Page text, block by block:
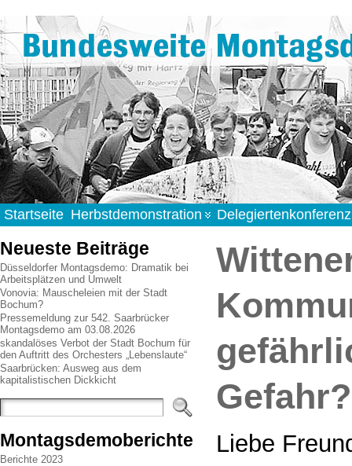
Startseite Herbstdemonstration Delegiertenkonferenz
Neueste Beiträge
Düsseldorfer Montagsdemo: Dramatik bei
Arbeitsplätzen und Umwelt
Vonovia: Mauscheleien mit der Stadt
Bochum?
Pressemeldung zur 542. Saarbrücker
Montagsdemo am 03.08.2026
skandalöses Verbot der Stadt Bochum für
den Auftritt des Orchesters „Lebenslaute“
Saarbrücken: Ausweg aus dem
kapitalistischen Dickkicht
Montagsdemoberichte
Berichte 2023
Gefahr?
Liebe